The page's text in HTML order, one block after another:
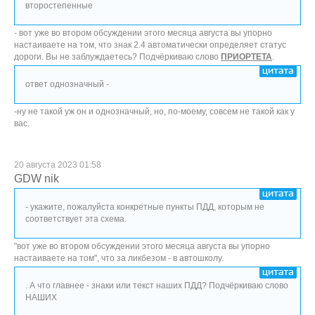
второстепенные
- вот уже во втором обсуждении этого месяца августа вы упорно
настаиваете на том, что знак 2.4 автоматически определяет статус
дороги. Вы не заблуждаетесь? Подчёркиваю слово ПРИОРТЕТА.
ответ однозначный -
-ну не такой уж он и однозначный, но, по-моему, совсем не такой как у
вас.
20 августа 2023 01:58
GDW nik
- укажите, пожалуйста конкретные пункты ПДД, которым не
соответствует эта схема.
"вот уже во втором обсуждении этого месяца августа вы упорно
настаиваете на том", что за ликбезом - в автошколу.
. А что главнее - знаки или текст наших ПДД? Подчёркиваю слово
НАШИХ